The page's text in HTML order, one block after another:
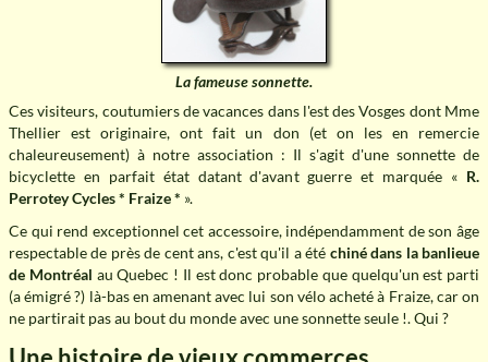
La fameuse sonnette.
Ces visiteurs, coutumiers de vacances dans l'est des Vosges dont Mme
Thellier est originaire, ont fait un don (et on les en remercie
chaleureusement) à notre association : Il s'agit d'une sonnette de
bicyclette en parfait état datant d'avant guerre et marquée
R.
Perrotey Cycles * Fraize * .
Ce qui rend exceptionnel cet accessoire, indépendamment de son âge
respectable de près de cent ans, c'est qu'il a été chiné dans la banlieue
de Montréal au Quebec ! Il est donc probable que quelqu'un est parti
(a émigré ?) là-bas en amenant avec lui son vélo acheté à Fraize, car on
ne partirait pas au bout du monde avec une sonnette seule !. Qui ?